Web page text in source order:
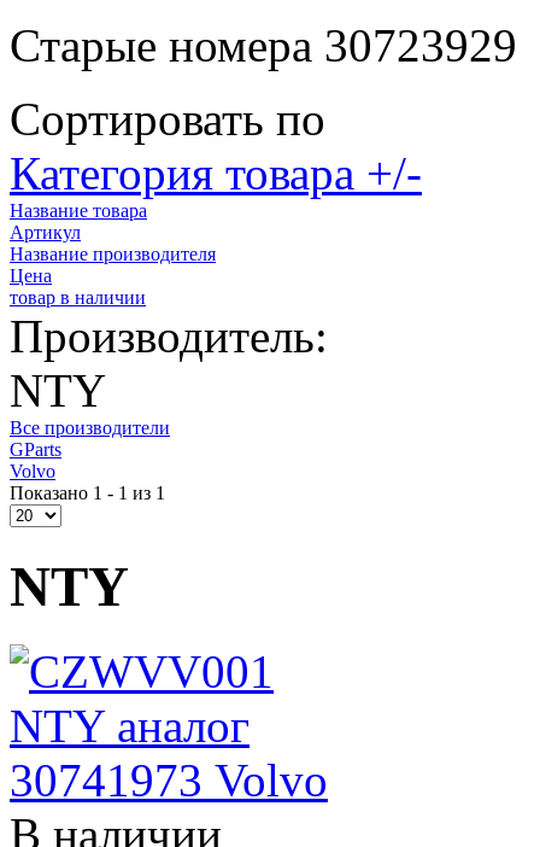
Старые номера
Сортировать по
Категория товара +/-
Название товара
Артикул
Название производителя
Цена
товар в наличии
Производитель:
NTY
Все производители
GParts
Volvo
Показано 1 - 1 из 1
NTY
В наличии